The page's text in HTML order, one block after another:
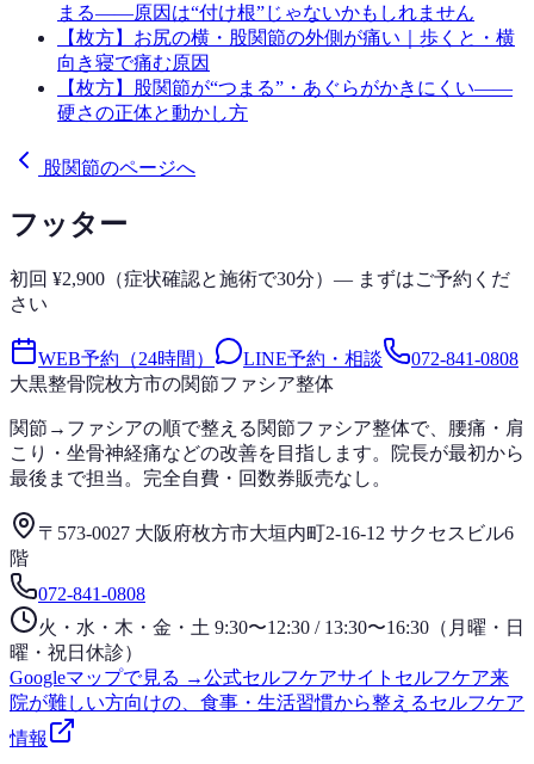
まる——原因は“付け根”じゃないかもしれません
【枚方】お尻の横・股関節の外側が痛い｜歩くと・横
向き寝で痛む原因
【枚方】股関節が“つまる”・あぐらがかきにくい——
硬さの正体と動かし方
股関節のページへ
フッター
初回 ¥2,900（症状確認と施術で30分）— まずはご予約くだ
さい
WEB予約（24時間） LINE予約・相談
072-841-0808
大黒整骨院枚方市の関節ファシア整体
関節→ファシアの順で整える関節ファシア整体で、腰痛・肩
こり・坐骨神経痛などの改善を目指します。院長が最初から
最後まで担当。完全自費・回数券販売なし。
〒573-0027 大阪府枚方市大垣内町2-16-12 サクセスビル6
階
072-841-0808
火・水・木・金・土 9:30〜12:30 / 13:30〜16:30（月曜・日
曜・祝日休診）
Googleマップで見る →公式セルフケアサイト セルフケア来
院が難しい方向けの、食事・生活習慣から整えるセルフケア
情報